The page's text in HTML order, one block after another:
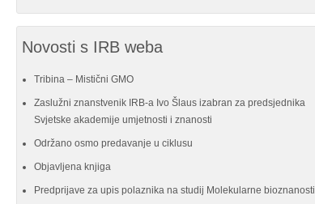
Novosti s IRB weba
Tribina – Mistični GMO
Zaslužni znanstvenik IRB-a Ivo Šlaus izabran za predsjednika
Svjetske akademije umjetnosti i znanosti
Održano osmo predavanje u ciklusu
Objavljena knjiga
Predprijave za upis polaznika na studij Molekularne bioznanosti